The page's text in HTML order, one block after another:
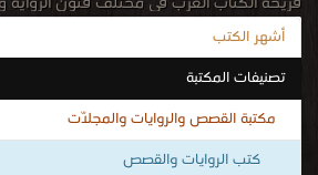
تحتوى المكتبة على روايات مصرية للجيب ..
الخاصة .. ملف المستقبل .. ما وراء الطبيعة ..
2000
.. روايات مترجمة .. روايات رعب و خوف و تشويق
روايات حروب و مخابرات .. قصص و حكايات
أشهر الكتب
تصنيفات المكتبة
مكتبة القصص والروايات والمجلّات
كتب الروايات والقصص